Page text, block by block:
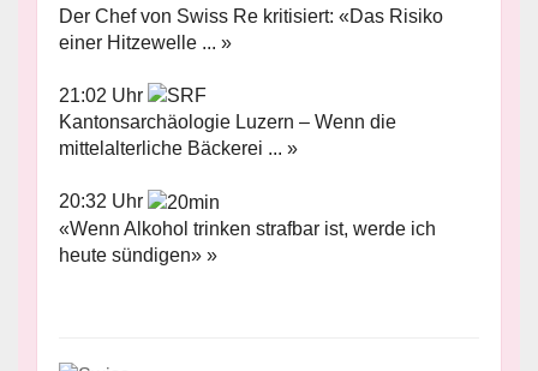
Der Chef von Swiss Re kritisiert: «Das Risiko
einer Hitzewelle ... »
21:02 Uhr
Kantonsarchäologie Luzern – Wenn die
mittelalterliche Bäckerei ... »
20:32 Uhr
«Wenn Alkohol trinken strafbar ist, werde ich
heute sündigen» »